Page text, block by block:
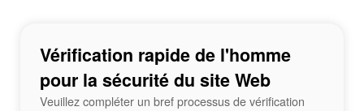
Vérification rapide de l'homme
pour la sécurité du site Web
Veuillez compléter un bref processus de vérification